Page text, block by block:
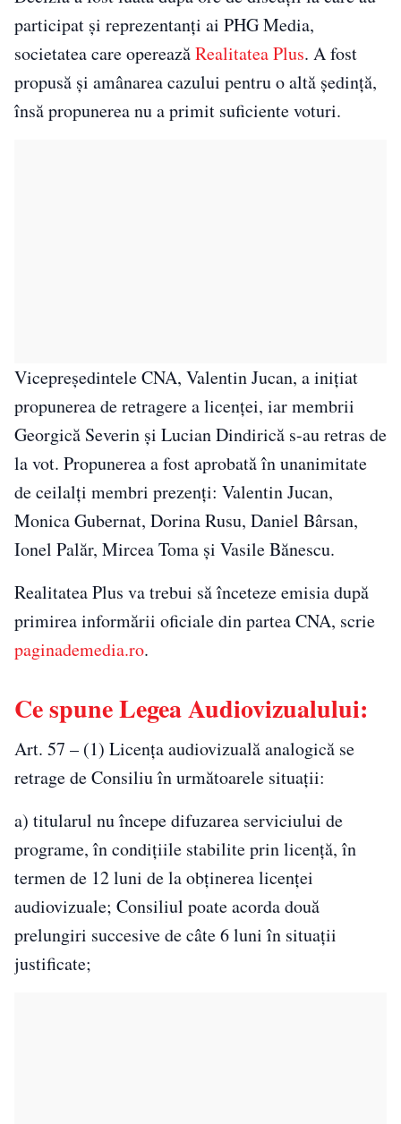
participat și reprezentanți ai PHG Media,
societatea care opereazăRealitatea Plus. A fost
propusă și amânarea cazului pentru o altă ședință,
însă propunerea nu a primit suficiente voturi.
Vicepreședintele CNA, Valentin Jucan, a inițiat
propunerea de retragere a licenței, iar membrii
Georgică Severin și Lucian Dindirică s-au retras de
la vot. Propunerea a fost aprobată în unanimitate
de ceilalți membri prezenți: Valentin Jucan,
Monica Gubernat, Dorina Rusu, Daniel Bârsan,
Ionel Palăr, Mircea Toma și Vasile Bănescu.
Realitatea Plus va trebui să înceteze emisia după
primirea informării oficiale din partea CNA, scrie
paginademedia.ro.
Ce spune Legea Audiovizualului:
Art. 57 – (1) Licenţa audiovizuală analogică se
retrage de Consiliu în următoarele situaţii:
a) titularul nu începe difuzarea serviciului de
programe, în condiţiile stabilite prin licenţă, în
termen de 12 luni de la obţinerea licenţei
audiovizuale; Consiliul poate acorda două
prelungiri succesive de câte 6 luni în situaţii
justificate;